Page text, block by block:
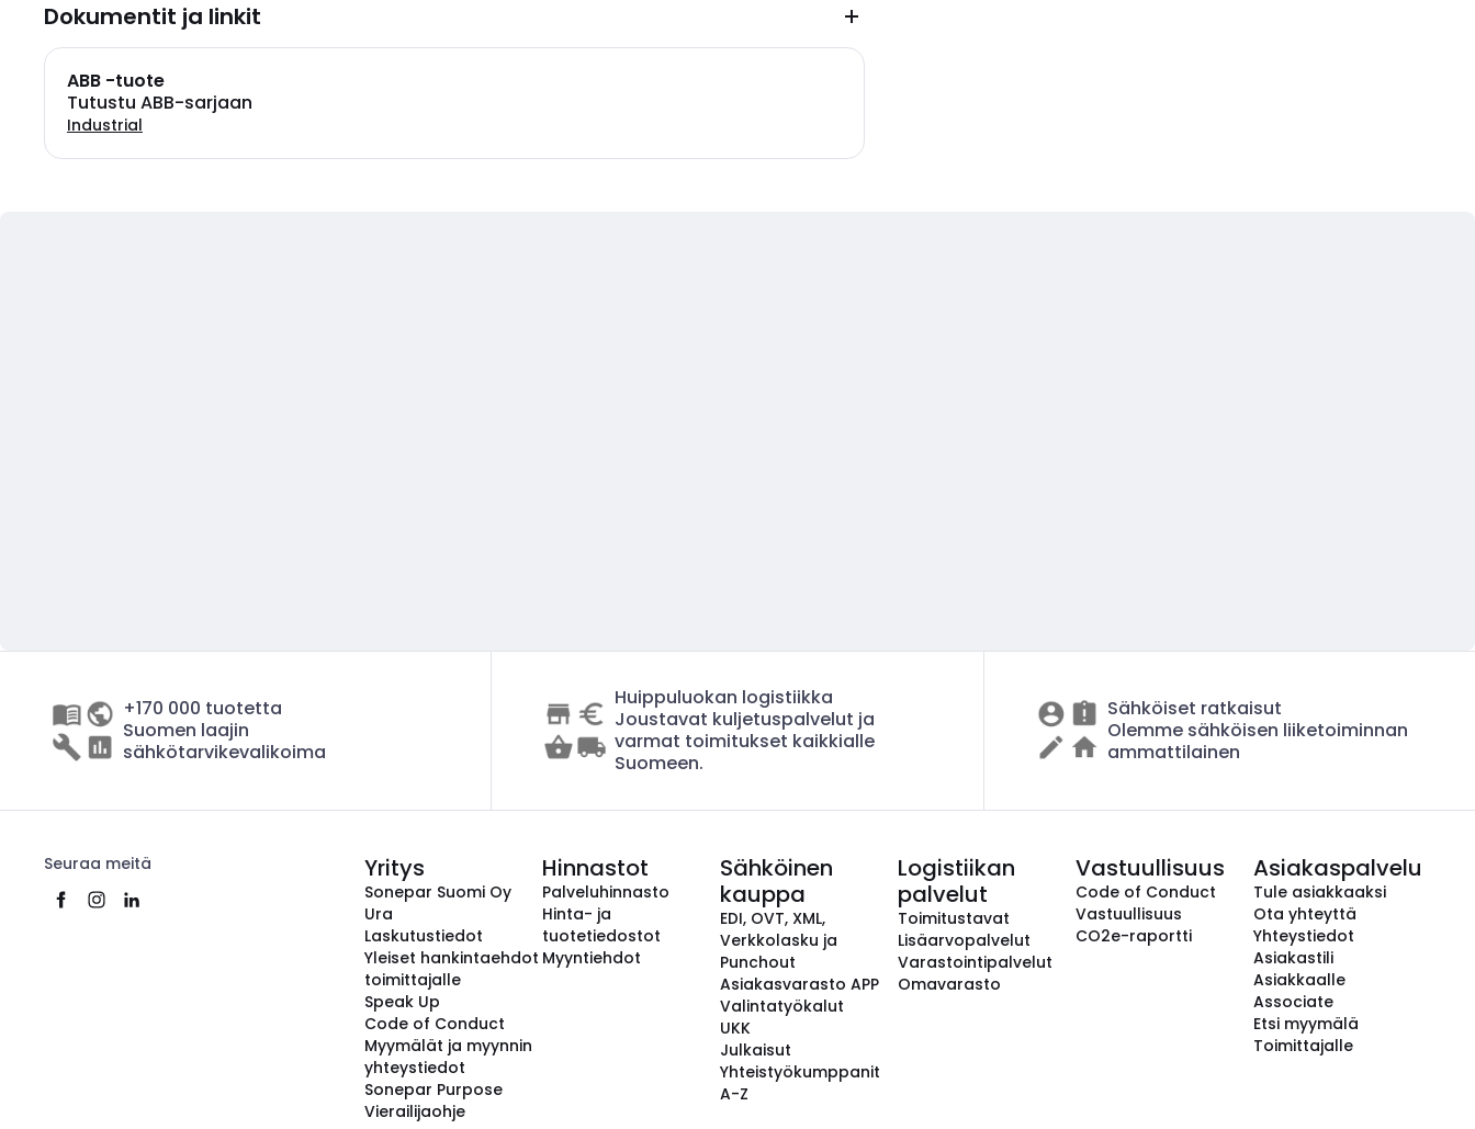
Dokumentit ja linkit
ABB -tuote
Tutustu ABB-sarjaan
Industrial
+170 000 tuotetta
Suomen laajin
sähkötarvikevalikoima
Huippuluokan logistiikka
Joustavat kuljetuspalvelut ja
varmat toimitukset kaikkialle
Suomeen.
Sähköiset ratkaisut
Olemme sähköisen liiketoiminnan
ammattilainen
Seuraa meitä Yritys
Sonepar Suomi Oy
Ura
Laskutustiedot
Yleiset hankintaehdot
toimittajalle
Speak Up
Code of Conduct
Myymälät ja myynnin
yhteystiedot
Sonepar Purpose
Vierailijaohje
Hinnastot
Palveluhinnasto
Hinta- ja
tuotetiedostot
Myyntiehdot
Sähköinen
kauppa
EDI, OVT, XML,
Verkkolasku ja
Punchout
Asiakasvarasto APP
Valintatyökalut
UKK
Julkaisut
Yhteistyökumppanit
A-Z
Logistiikan
palvelut
Toimitustavat
Lisäarvopalvelut
Varastointipalvelut
Omavarasto
Vastuullisuus
Code of Conduct
Vastuullisuus
CO2e-raportti
Asiakaspalvelu
Tule asiakkaaksi
Ota yhteyttä
Yhteystiedot
Asiakastili
Asiakkaalle
Associate
Etsi myymälä
Toimittajalle